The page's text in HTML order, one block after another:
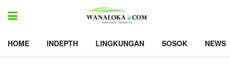
HOME INDEPTH LINGKUNGAN SOSOK NEWS